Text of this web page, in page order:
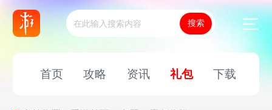
首页 攻略 资讯 礼包 下载